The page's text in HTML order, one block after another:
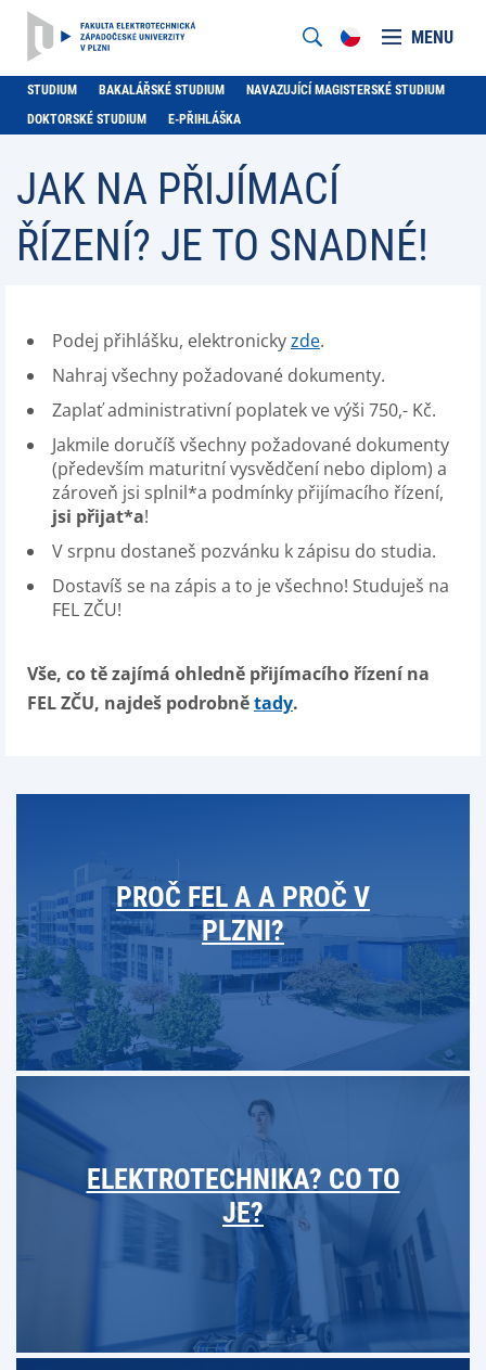
MENU
STUDIUM BAKALÁŘSKÉ STUDIUM
NAVAZUJÍCÍ MAGISTERSKÉ STUDIUM
DOKTORSKÉ STUDIUM
E-PŘIHLÁŠKA
JAK NA PŘIJÍMACÍ
ŘÍZENÍ? JE TO SNADNÉ!
Podej přihlášku, elektronickyzde.
Nahraj všechny požadované dokumenty.
Zaplať administrativní poplatek ve výši 750,- Kč.
Jakmile doručíš všechny požadované dokumenty
(především maturitní vysvědčení nebo diplom) a
zároveň jsi splnil*a podmínky přijímacího řízení,
jsi přijat*a!
V srpnu dostaneš pozvánku k zápisu do studia.
Dostavíš se na zápis a to je všechno! Studuješ na
FEL ZČU!
Vše, co tě zajímá ohledně přijímacího řízení na
FEL ZČU, najdeš podrobnětady.
PROČ FEL A A PROČ V
PLZNI?
ELEKTROTECHNIKA? CO TO
JE?